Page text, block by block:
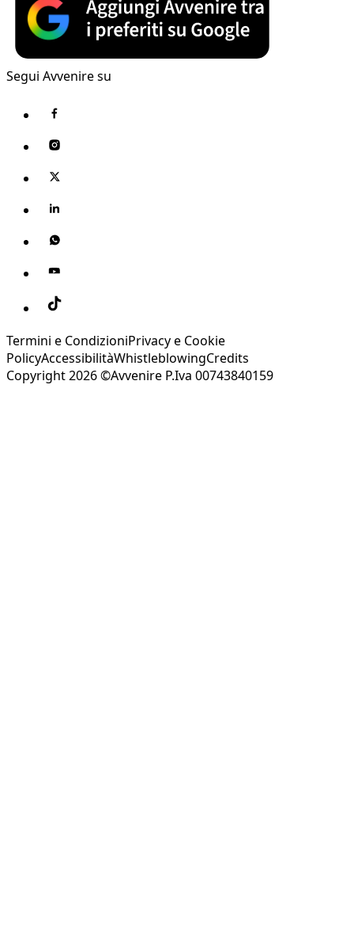
Segui Avvenire su
Termini e CondizioniPrivacy e Cookie
PolicyAccessibilitàWhistleblowingCredits
Copyright 2026 ©Avvenire P.Iva 00743840159